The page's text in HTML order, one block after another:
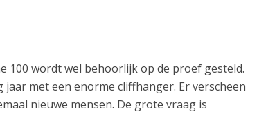
100 wordt wel behoorlijk op de proef gesteld.
jaar met een enorme cliffhanger. Er verscheen
nieuwe mensen. De grote vraag is